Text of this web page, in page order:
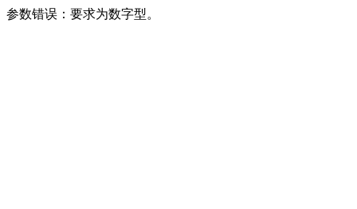
参数错误：要求为数字型。